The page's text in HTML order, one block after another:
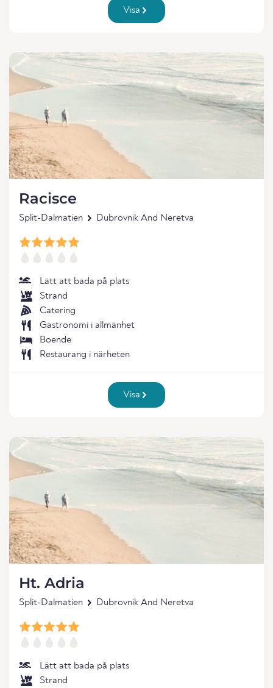
Visa
Racisce
Split-Dalmatien Dubrovnik And Neretva
Lätt att bada på plats
Strand
Catering
Gastronomi i allmänhet
Boende
Restaurang i närheten
Visa
Ht. Adria
Split-Dalmatien Dubrovnik And Neretva
Lätt att bada på plats
Strand